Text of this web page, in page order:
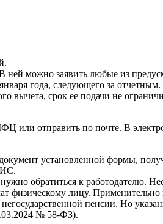
можно заявить любые из
года, следующего за
вычета, срок ее подачи не
или отправить по почте. В
установленной формы,
обратиться к работодателю.
физическому лицу.
пенсии. Но
№ 58-ФЗ).